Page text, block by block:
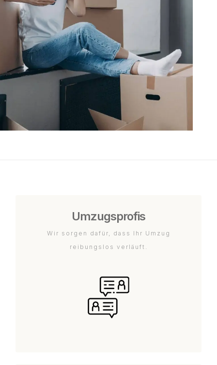
Umzugsprofis
Wir sorgen dafür, dass Ihr Umzug
reibungslos verläuft.